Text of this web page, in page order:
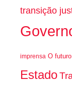
transição
imprensa O
Estado